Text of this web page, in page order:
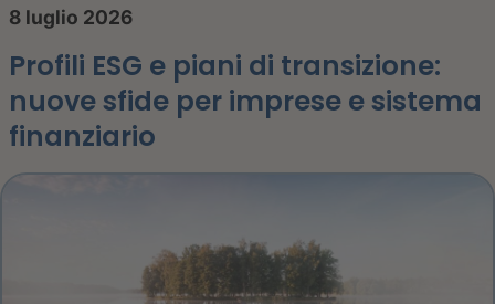
8 luglio 2026
Profili ESG e piani di transizione:
nuove sfide per imprese e sistema
finanziario